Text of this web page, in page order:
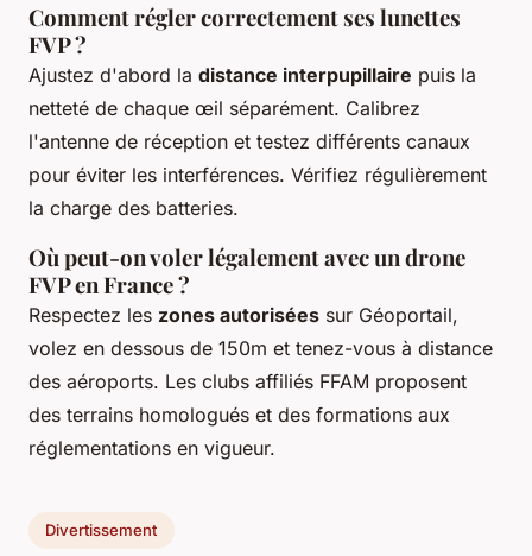
Comment régler correctement ses lunettes
FVP ?
Ajustez d'abord la distance interpupillaire puis la
netteté de chaque œil séparément. Calibrez
l'antenne de réception et testez différents canaux
pour éviter les interférences. Vérifiez régulièrement
la charge des batteries.
Où peut-on voler légalement avec un drone
FVP en France ?
Respectez les zones autorisées sur Géoportail,
volez en dessous de 150m et tenez-vous à distance
des aéroports. Les clubs affiliés FFAM proposent
des terrains homologués et des formations aux
réglementations en vigueur.
Divertissement